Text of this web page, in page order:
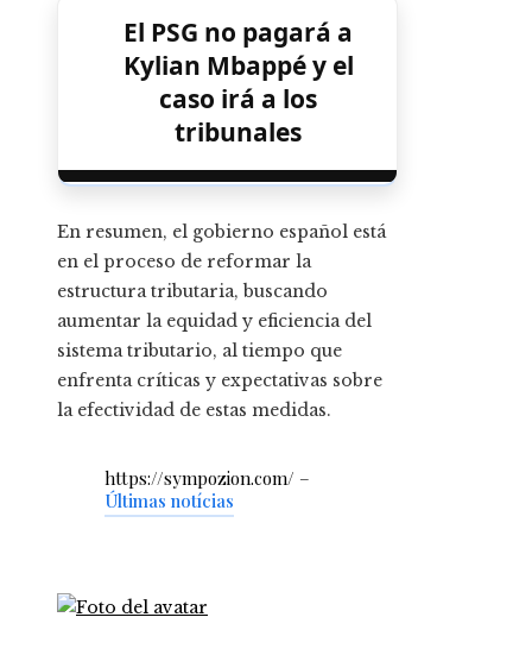
El PSG no pagará a
Kylian Mbappé y el
caso irá a los
tribunales
En resumen, el gobierno español está
en el proceso de reformar la
estructura tributaria, buscando
aumentar la equidad y eficiencia del
sistema tributario, al tiempo que
enfrenta críticas y expectativas sobre
la efectividad de estas medidas.
https://sympozion.com/ –
Últimas notícias